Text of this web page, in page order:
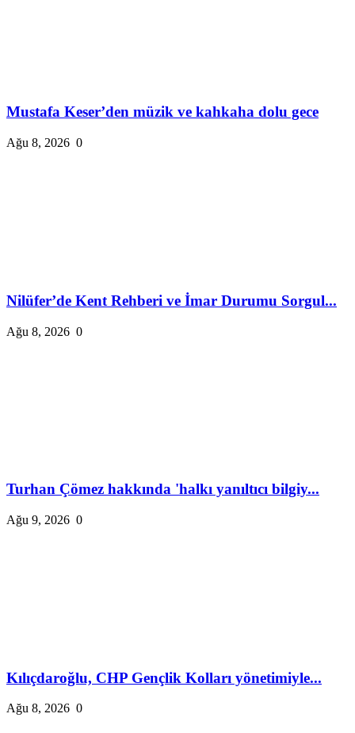
Mustafa Keser’den müzik ve kahkaha dolu gece
Ağu 8, 2026 0
Nilüfer’de Kent Rehberi ve İmar Durumu Sorgul...
Ağu 8, 2026 0
Turhan Çömez hakkında 'halkı yanıltıcı bilgiy...
Ağu 9, 2026 0
Kılıçdaroğlu, CHP Gençlik Kolları yönetimiyle...
Ağu 8, 2026 0